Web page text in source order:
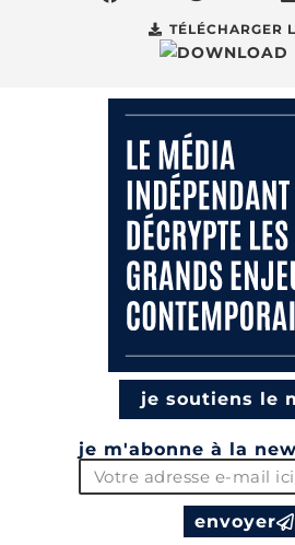
TÉLÉCHARGER
je soutiens le
je m'abonne à la
envoyer